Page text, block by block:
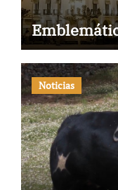
Noticias